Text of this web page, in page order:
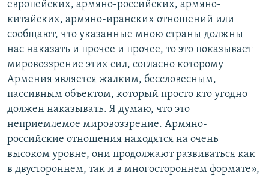
европейских, армяно-российских, армяно-
китайских, армяно-иранских отношений или
сообщают, что указанные мною страны должны
нас наказать и прочее и прочее, то это показывает
мировоззрение этих сил, согласно которому
Армения является жалким, бессловесным,
пассивным объектом, который просто кто угодно
должен наказывать. Я думаю, что это
неприемлемое мировоззрение. Армяно-
российские отношения находятся на очень
высоком уровне, они продолжают развиваться как
в двустороннем, так и в многостороннем формате»,